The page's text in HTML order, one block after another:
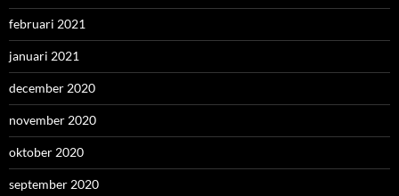
februari 2021
januari 2021
december 2020
november 2020
oktober 2020
september 2020